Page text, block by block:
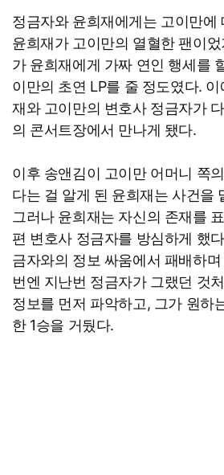
정금자와 윤희재에게는 고이만에
윤희재가 고이만의 열혈한 팬이
가 윤희재에게 가짜 연인 행세를
이만의 초연 LP를 줄 정도였다.
재와 고이만의 변호사 정금자가
의 콘서트장에서 만나게 됐다.
이후 송앤김이 고이만 어머니 쪽
다는 걸 알게 된 윤희재는 사건을
그러나 윤희재는 자신의 존재를
편 변호사 정금자를 방심하게 했
금자와의 정보 싸움에서 패배하
번엔 지난번 정금자가 그랬던 것
정보를 먼저 파악하고, 그가 원하
한 1승을 거뒀다.